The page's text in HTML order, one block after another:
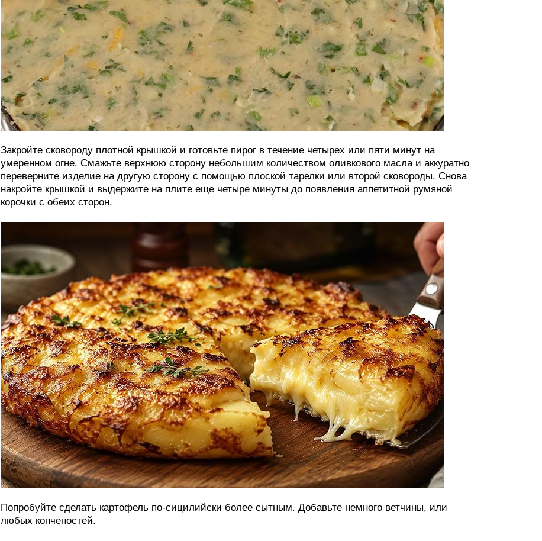
Закройте сковороду плотной крышкой и готовьте пирог в течение четырех или пяти минут на
умеренном огне. Смажьте верхнюю сторону небольшим количеством оливкового масла и аккуратно
переверните изделие на другую сторону с помощью плоской тарелки или второй сковороды. Снова
накройте крышкой и выдержите на плите еще четыре минуты до появления аппетитной румяной
корочки с обеих сторон.
Попробуйте сделать картофель по-сицилийски более сытным. Добавьте немного ветчины, или
любых копченостей.